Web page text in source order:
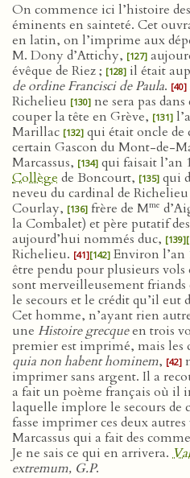
On commence ici l’histoire
éminents en sainteté. Cet
en latin, on l’imprime aux
M. Dony d’Attichy, [127]
évêque de Riez ; [128] il était
de ordine Francisci de Paula. [40]
Richelieu [130] ne sera pas
couper la tête en Grève, [131]
Marillac [132] qui était oncle
certain Gascon du Mont-de-
Marcassus, [134] qui faisait l’an
Collège de Boncourt, [135] qui
neveu du cardinal de
Courlay, [136] frère de Mme
la Combalet) et père putatif
aujourd’hui nommés duc, [139]
Richelieu. [41][142] Environ l’an
être pendu pour plusieurs vols
sont merveilleusement friands
le secours et le crédit qu’il eut
Cet homme, n’ayant rien
une Histoire grecqueen trois
premier est imprimé, mais les
quia non habent hominem, [42]
imprimer sans argent. Il a
a fait un poème français où il
laquelle implore le secours de
fasse imprimer ces deux
Marcassus qui a fait des
Je ne sais ce qui en arrivera.
extremum, G.P.